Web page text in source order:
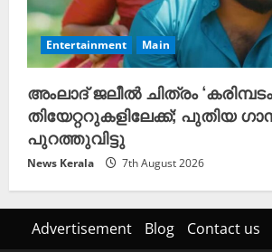
Entertainment Main
അംലാദ് ജലീൽ ചിത്രം
തിയേറ്ററുകളിലേക്ക്; പുതിയ
പുറത്തുവിട്ടു
News Kerala 7th August 2026
Advertisement Blog Contact us